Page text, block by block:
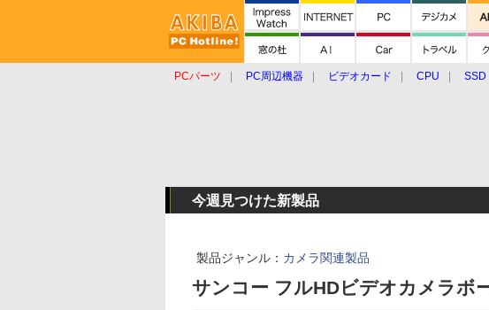
PCパーツ PC周辺機器 ビデオカード CPU SSD
今週見つけた新製品
製品ジャンル： カメラ関連製品
サンコー フルHDビデオカメラボ